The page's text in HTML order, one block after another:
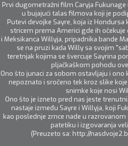
Prvi dugometražni film Caryja
u bujajući talas filmova koji je
Putevi devojke Sayre, koja iz Hondursa
stricem prema Americi gde ih očekuje
i Meksikanca Willyja, pripadnika bande
se na pruzi kada Willy sa svojim
teretnjak kojima se švercuje Sayrina
pljačkaškom pohodu
Ono što junaci za sobom ostavljaju i ono
nepoznato i sročeno tek kroz slike
snimke koje nosi
Ono što je izneto pred nas jeste
nastaje između Sayre i Willyja, koji
kao poslednje zrnce nade u razrovanom
patetiku i izgovaranja
(Preuzeto sa: http://